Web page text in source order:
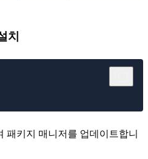
치
패키지 매니저를 업데이트합니